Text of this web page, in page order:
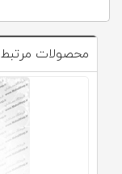
محصولات مرتبط